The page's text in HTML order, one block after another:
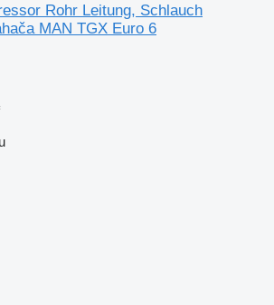
Rohr Leitung, Schlauch
MAN TGX Euro 6